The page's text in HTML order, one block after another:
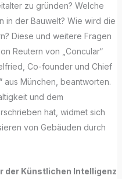
zu gründen? Welche
in der Bauwelt? Wie wird die
Diese und weitere Fragen
Reutern von „Concular“
Co-founder und Chief
aus München, beantworten.
und dem
hat, widmet sich
von Gebäuden durch
der Künstlichen Intelligenz